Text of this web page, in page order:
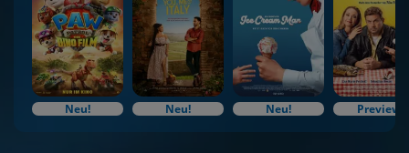
Neu! Neu! Neu! Preview